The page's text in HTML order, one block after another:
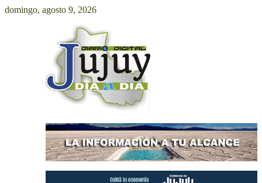
Saltar
domingo, agosto 9, 2026